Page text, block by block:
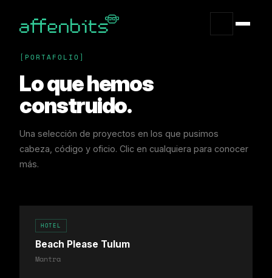
PORTAFOLIO
Lo que hemos
construido.
Una selección de proyectos en los que pusimos
cabeza, código y oficio. Clic en cualquiera para conocer
más.
HOTEL
Beach Please Tulum
Mantra